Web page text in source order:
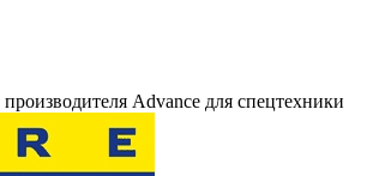
производителя Advance для спецтехники